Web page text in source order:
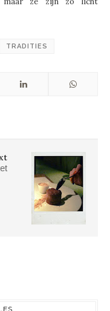
TRADITIES